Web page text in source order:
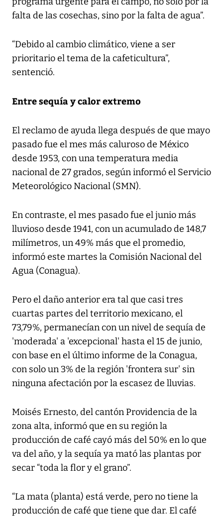
falta de las cosechas, sino por la falta de agua”.
“Debido al cambio climático, viene a ser
prioritario el tema de la cafeticultura”,
sentenció.
Entre sequía y calor extremo
El reclamo de ayuda llega después de que mayo
pasado fue el mes más caluroso de México
desde 1953, con una temperatura media
nacional de 27 grados, según informó el Servicio
Meteorológico Nacional (SMN).
En contraste, el mes pasado fue el junio más
lluvioso desde 1941, con un acumulado de 148,7
milímetros, un 49% más que el promedio,
informó este martes la Comisión Nacional del
Agua (Conagua).
Pero el daño anterior era tal que casi tres
cuartas partes del territorio mexicano, el
73,79%, permanecían con un nivel de sequía de
'moderada' a 'excepcional' hasta el 15 de junio,
con base en el último informe de la Conagua,
con solo un 3% de la región 'frontera sur' sin
ninguna afectación por la escasez de lluvias.
Moisés Ernesto, del cantón Providencia de la
zona alta, informó que en su región la
producción de café cayó más del 50% en lo que
va del año, y la sequía ya mató las plantas por
secar “toda la flor y el grano”.
“La mata (planta) está verde, pero no tiene la
producción de café que tiene que dar. El café